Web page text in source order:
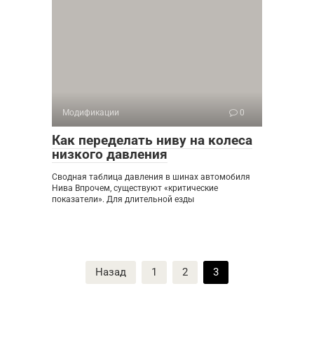
Модификации 0
Как переделать ниву на колеса
низкого давления
Сводная таблица давления в шинах автомобиля
Нива Впрочем, существуют «критические
показатели». Для длительной езды
Назад 1 2 3